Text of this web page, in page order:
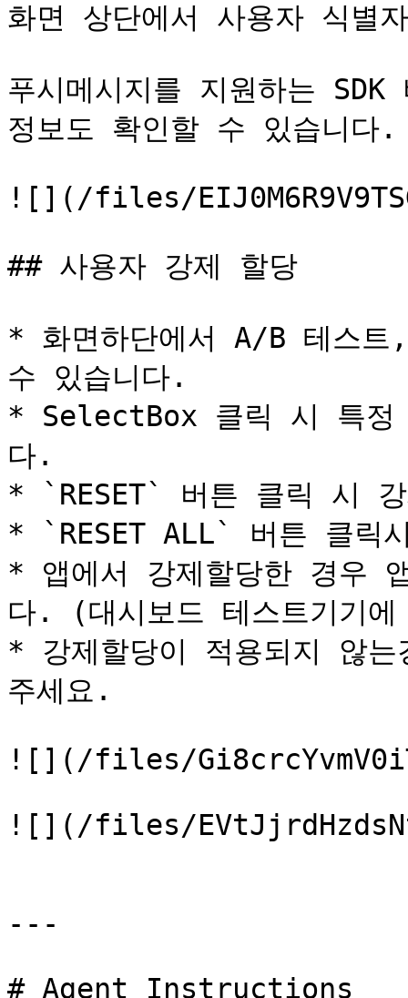
화면 상단에서 사용자 식
푸시메시지를 지원하는
정보도 확인할 수 있습니다.
![](/files/
## 사용자 강제 할당
* 화면하단에서 A/B 테스트
수 있습니다.
* SelectBox 클릭 시 특정
다.
* `RESET` 버튼 클릭 시 강
* `RESET ALL` 버튼 클릭
* 앱에서 강제할당한 경우
다. (대시보드 테스트기기
* 강제할당이 적용되지 않
주세요.
![](/files/
![](/files/
---
# Agent Instructions